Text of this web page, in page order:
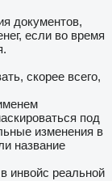
документов,
если во время
скорее всего,
под
изменения в
название
инвойс реальной